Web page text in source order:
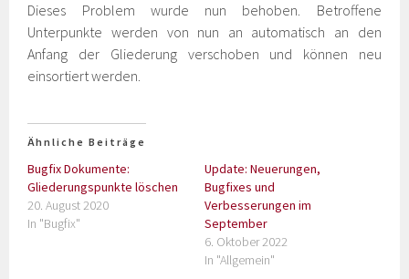
Dieses Problem wurde nun behoben. Betroffene
Unterpunkte werden von nun an automatisch an den
Anfang der Gliederung verschoben und können neu
einsortiert werden.
Ähnliche Beiträge
Bugfix Dokumente:
Gliederungspunkte löschen
20. August 2020
In "Bugfix"
Update: Neuerungen,
Bugfixes und
Verbesserungen im
September
6. Oktober 2022
In "Allgemein"